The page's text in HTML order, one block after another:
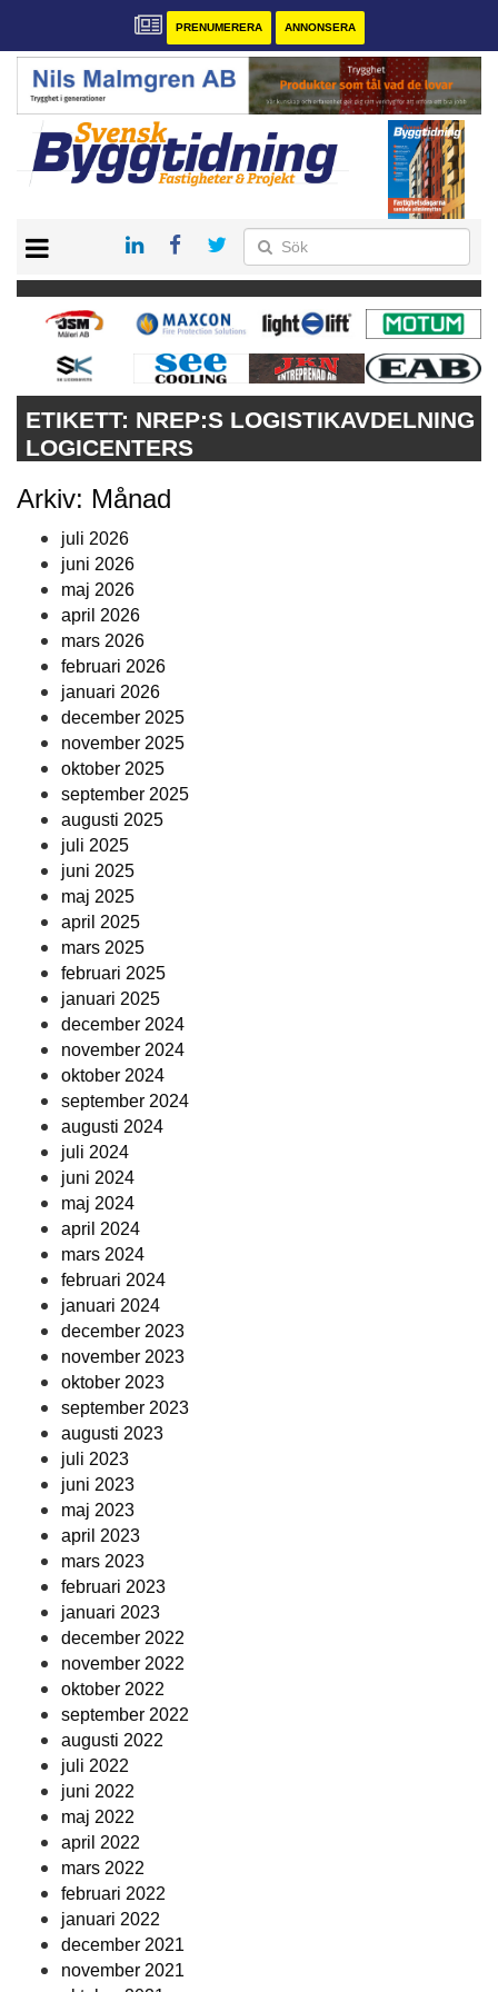
PRENUMERERA ANNONSERA
PRENUMERERA
VÅRA ANDRA MAGASIN
ANNONSERA
ETIKETT: NREP:S LOGISTIKAVDELNING
LOGICENTERS
Arkiv: Månad
juli 2026
juni 2026
maj 2026
april 2026
mars 2026
februari 2026
januari 2026
december 2025
november 2025
oktober 2025
september 2025
augusti 2025
juli 2025
juni 2025
maj 2025
april 2025
mars 2025
februari 2025
januari 2025
december 2024
november 2024
oktober 2024
september 2024
augusti 2024
juli 2024
juni 2024
maj 2024
april 2024
mars 2024
februari 2024
januari 2024
december 2023
november 2023
oktober 2023
september 2023
augusti 2023
juli 2023
juni 2023
maj 2023
april 2023
mars 2023
februari 2023
januari 2023
december 2022
november 2022
oktober 2022
september 2022
augusti 2022
juli 2022
juni 2022
maj 2022
april 2022
mars 2022
februari 2022
januari 2022
december 2021
november 2021